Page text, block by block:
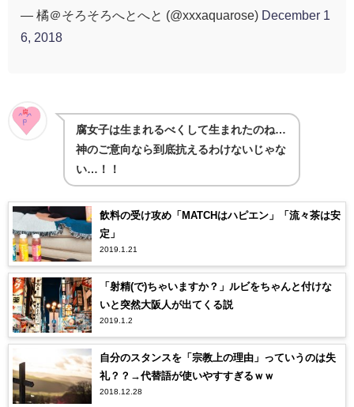
— 橘＠そろそろへとへと (@xxxaquarose) December 1
6, 2018
腐女子は生まれるべくして生まれたのね…
神のご意向なら到底抗えるわけないじゃな
い…！！
飲料の受け攻め「MATCHはハピエン」「流々茶は安
定」
2019.1.21
「射精(で)ちゃいますか？」ルビをちゃんと付けな
いと突然大阪人が出てくる説
2019.1.2
自分のスタンスを「宗教上の理由」っていうのは失
礼？？→代替語が使いやすすぎるｗｗ
2018.12.28